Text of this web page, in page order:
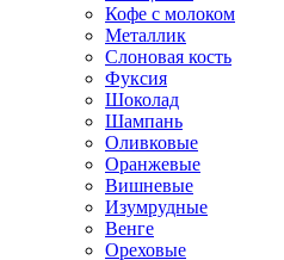
Кофе с молоком
Металлик
Слоновая кость
Фуксия
Шоколад
Шампань
Оливковые
Оранжевые
Вишневые
Изумрудные
Венге
Ореховые